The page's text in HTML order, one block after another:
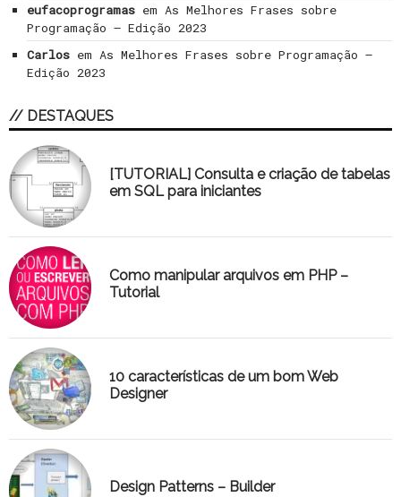
eufacoprogramas em As Melhores Frases sobre
Programação – Edição 2023
Carlos em As Melhores Frases sobre Programação –
Edição 2023
// DESTAQUES
[TUTORIAL] Consulta e criação de tabelas
em SQL para iniciantes
Como manipular arquivos em PHP –
Tutorial
10 características de um bom Web
Designer
Design Patterns – Builder